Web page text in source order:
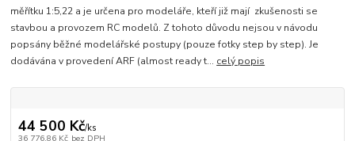
měřítku 1:5,22 a je určena pro modeláře, kteří již mají zkušenosti se
stavbou a provozem RC modelů. Z tohoto důvodu nejsou v návodu
popsány běžné modelářské postupy (pouze fotky step by step). Je
dodávána v provedení ARF (almost ready t... celý popis
44 500 Kč/ks
36 776,86 Kč bez DPH